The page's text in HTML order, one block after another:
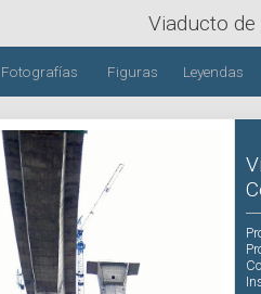
Viaducto
Fotografías Figuras Leyendas